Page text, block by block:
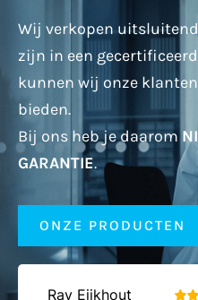
Wij verkopen
zijn in een
kunnen wij onze
bieden.
Bij ons heb je daarom
GARANTIE.
ONZE PRODUCTEN